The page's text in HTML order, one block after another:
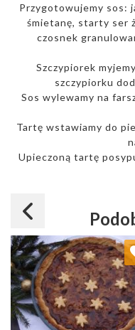
Przygotowujemy sos:
śmietanę, starty ser
czosnek
Szczypiorek
szczypiorku
Sos wylewamy na
Tartę wstawiamy do
Upieczoną tartę
Dodaj do ulubionych
Wybierz listę: